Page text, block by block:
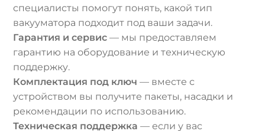
специалисты помогут понять, какой тип
вакууматора подходит под ваши задачи.
Гарантия и сервис — мы предоставляем
гарантию на оборудование и техническую
поддержку.
Комплектация под ключ — вместе с
устройством вы получите пакеты, насадки и
рекомендации по использованию.
Техническая поддержка — если у вас